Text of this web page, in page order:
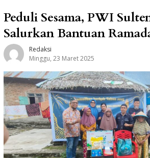
Peduli Sesama, PWI
Salurkan Bantuan
Redaksi
Minggu, 23 Maret 2025